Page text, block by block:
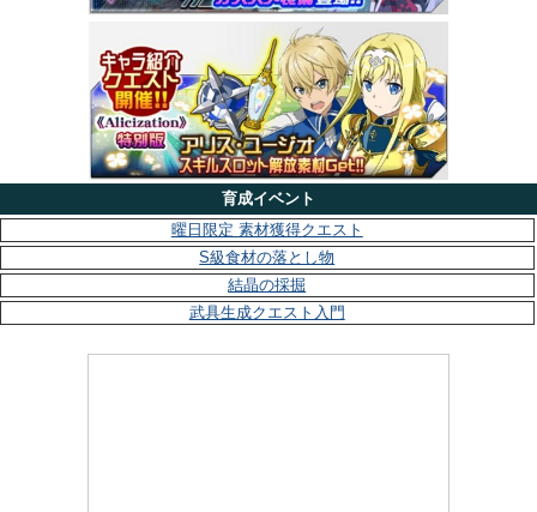
育成イベント
曜日限定 素材獲得クエスト
S級食材の落とし物
結晶の採掘
武具生成クエスト入門